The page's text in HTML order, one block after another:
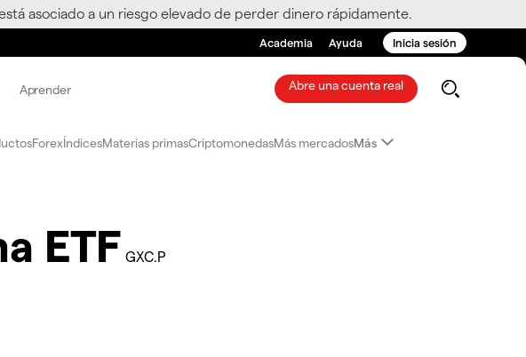
asociado a un riesgo elevado de perder dinero rápidamente.
Academia Ayuda Inicia sesión
Aprender Abre una cuenta real
ForexÍndicesMaterias primasCriptomonedasMás mercadosMás
ETF GXC.P